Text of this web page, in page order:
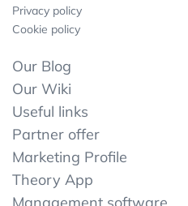
Privacy policy
Cookie policy
Our Blog
Our Wiki
Useful links
Partner offer
Marketing Profile
Theory App
Management software